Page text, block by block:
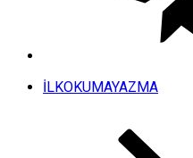
İLKOKUMAYAZMA